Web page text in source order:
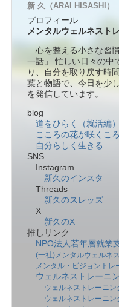
新 久（ARAI HISASHI）
プロフィール
メンタルウェルネスト
心を整える小さな習
一話」 忙しい日々の中
り、自分を取り戻す時
葉と物語で、今日を少
を発信しています。
blog
道をひらく（就活編）
こころの花が咲くこ
自分らしく生きる
SNS
Instagram
新久のインスタ
Threads
新久のスレッズ
X
新久のX
推しリンク
NPO法人若年層就業
(一社)メンタルウェルネ
メンタル・ビジョントレ
ウェルネストレーニ
ウェルネストレーニン
ウェルネストレーニン